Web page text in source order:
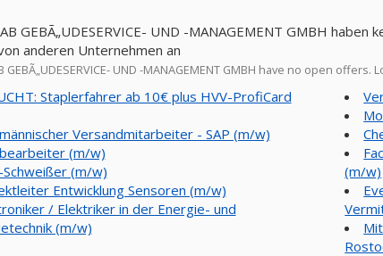
GEBÃ„UDESERVICE- UND -MANAGEMENT GMBH
anderen Unternehmen an
GEBÃ„UDESERVICE- UND -MANAGEMENT GMBH have no open
Staplerfahrer ab 10€ plus HVV-ProfiCard
Versandmitarbeiter - SAP (m/w)
(m/w)
(m/w)
Entwicklung Sensoren (m/w)
/ Elektriker in der Energie- und
(m/w)
(m/w)